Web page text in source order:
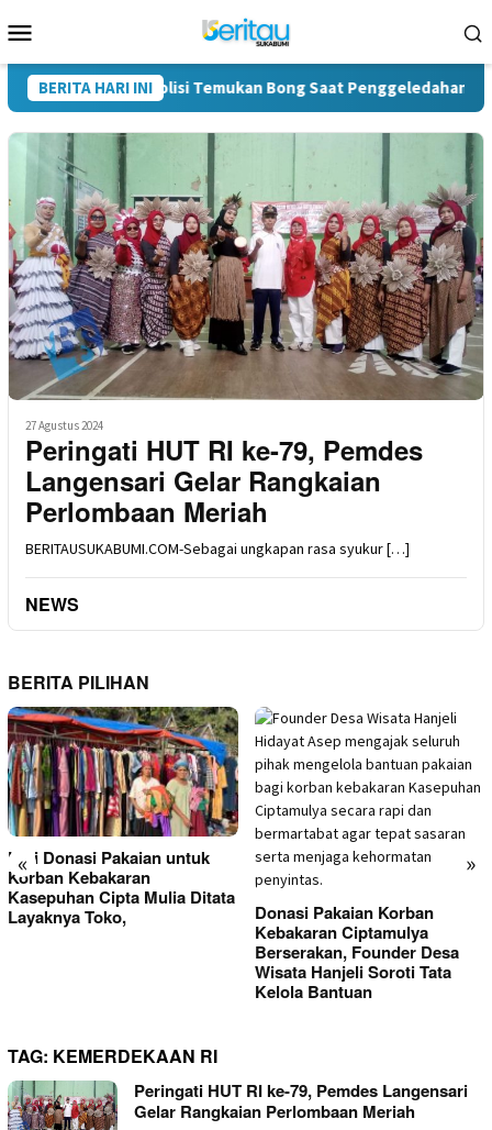
ke
Mobile
BERITA HARI INI
Narkoba, Polisi Temukan Bong Saat Penggeledahan
27 Agustus 2024
Peringati HUT RI ke-79, Pemdes
Langensari Gelar Rangkaian
Perlombaan Meriah
BERITAUSUKABUMI.COM-Sebagai ungkapan rasa syukur […]
NEWS
BERITA PILIHAN
« »
Kini Donasi Pakaian untuk
Korban Kebakaran
Kasepuhan Cipta Mulia Ditata
Layaknya Toko,
Donasi Pakaian Korban
Kebakaran Ciptamulya
Berserakan, Founder Desa
Wisata Hanjeli Soroti Tata
Kelola Bantuan
TAG: KEMERDEKAAN RI
Peringati HUT RI ke-79, Pemdes Langensari
Gelar Rangkaian Perlombaan Meriah